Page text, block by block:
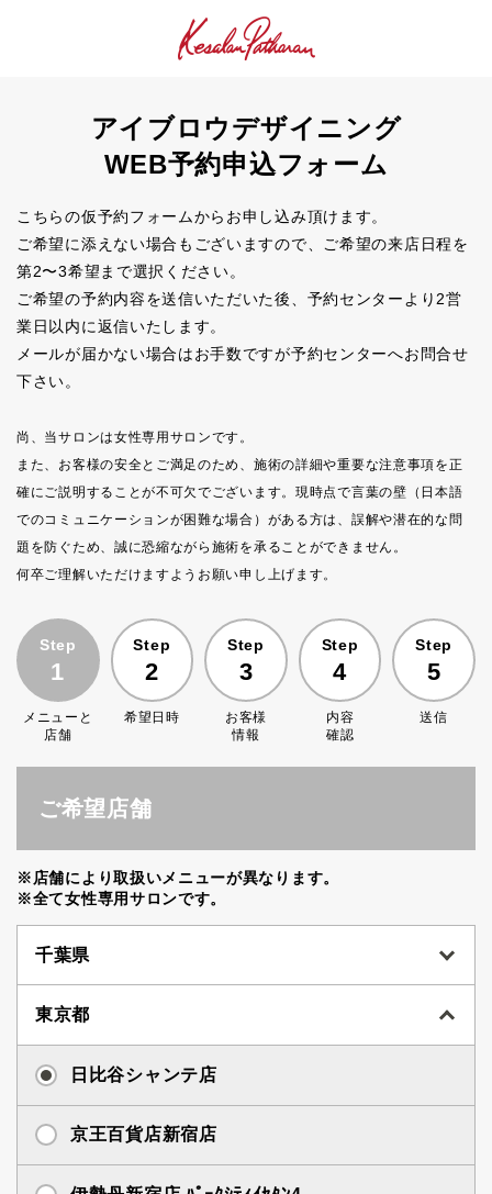
アイブロウデザイニング
WEB予約申込フォーム
こちらの仮予約フォームからお申し込み頂けます。
ご希望に添えない場合もございますので、ご希望の来店日程を
第2〜3希望まで選択ください。
ご希望の予約内容を送信いただいた後、予約センターより2営
業日以内に返信いたします。
メールが届かない場合はお手数ですが予約センターへお問合せ
下さい。
尚、当サロンは女性専用サロンです。
また、お客様の安全とご満足のため、施術の詳細や重要な注意事項を正
確にご説明することが不可欠でございます。現時点で言葉の壁（日本語
でのコミュニケーションが困難な場合）がある方は、誤解や潜在的な問
題を防ぐため、誠に恐縮ながら施術を承ることができません。
何卒ご理解いただけますようお願い申し上げます。
Step
1
メニューと
店舗
Step
2
希望日時
Step
3
お客様
情報
Step
4
内容
確認
Step
5
送信
ご希望店舗
※店舗により取扱いメニューが異なります。
※全て女性専用サロンです。
千葉県
東京都
日比谷シャンテ店
京王百貨店新宿店